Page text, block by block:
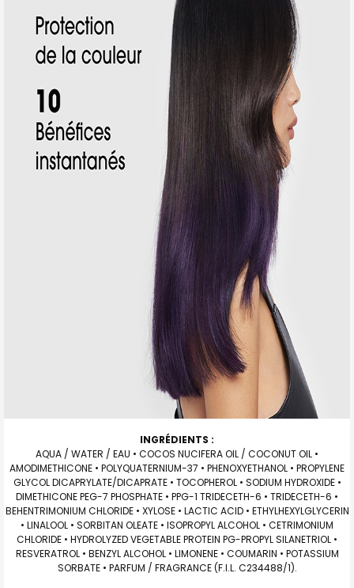
INGRÉDIENTS :
AQUA / WATER / EAU • COCOS NUCIFERA OIL / COCONUT OIL •
AMODIMETHICONE • POLYQUATERNIUM-37 • PHENOXYETHANOL • PROPYLENE
GLYCOL DICAPRYLATE/DICAPRATE • TOCOPHEROL • SODIUM HYDROXIDE •
DIMETHICONE PEG-7 PHOSPHATE • PPG-1 TRIDECETH-6 • TRIDECETH-6 •
BEHENTRIMONIUM CHLORIDE • XYLOSE • LACTIC ACID • ETHYLHEXYLGLYCERIN
• LINALOOL • SORBITAN OLEATE • ISOPROPYL ALCOHOL • CETRIMONIUM
CHLORIDE • HYDROLYZED VEGETABLE PROTEIN PG-PROPYL SILANETRIOL •
RESVERATROL • BENZYL ALCOHOL • LIMONENE • COUMARIN • POTASSIUM
SORBATE • PARFUM / FRAGRANCE (F.I.L. C234488/1).